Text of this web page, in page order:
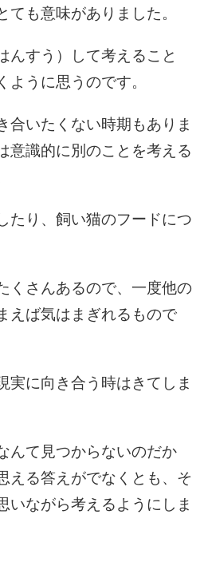
も意味がありました。
んすう）して考えること
うに思うのです。
合いたくない時期もありま
意識的に別のことを考える
たり、飼い猫のフードにつ
くさんあるので、一度他の
えば気はまぎれるもので
実に向き合う時はきてしま
んて見つからないのだか
える答えがでなくとも、そ
いながら考えるようにしま